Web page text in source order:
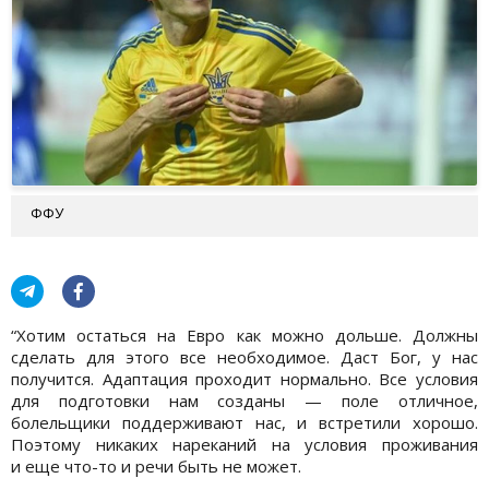
ФФУ
“Хотим остаться на Евро как можно дольше. Должны
сделать для этого все необходимое. Даст Бог, у нас
получится. Адаптация проходит нормально. Все условия
для подготовки нам созданы — поле отличное,
болельщики поддерживают нас, и встретили хорошо.
Поэтому никаких нареканий на условия проживания
и еще что-то и речи быть не может.